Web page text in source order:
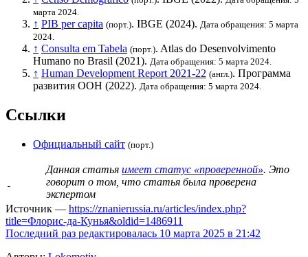
марта 2024.
↑ PIB per capita (порт.). IBGE (2024). Дата обращения: 5 марта
2024.
↑ Consulta em Tabela (порт.). Atlas do Desenvolvimento
Humano no Brasil (2021). Дата обращения: 5 марта 2024.
↑ Human Development Report 2021-22 (англ.). Программа
развития ООН (2022). Дата обращения: 5 марта 2024.
Ссылки
Официальный сайт (порт.)
Данная статья имеет статус «проверенной». Это
говорит о том, что статья была проверена
экспертом
Источник — https://znanierussia.ru/articles/index.php?
title=Флорис-да-Кунья&oldid=1486911
Последний раз редактировалась 10 марта 2025 в 21:42